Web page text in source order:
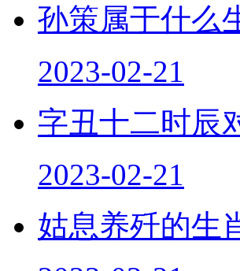
孙策属于什么
2023-02-21
字丑十二时辰
2023-02-21
姑息养歼的生